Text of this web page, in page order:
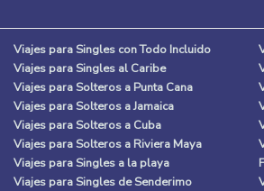
Viajes para Singles con Todo Incluido
Viajes para Singles al Caribe
Viajes para Solteros a Punta Cana
Viajes para Solteros a Jamaica
Viajes para Solteros a Cuba
Viajes para Solteros a Riviera Maya
Viajes para Singles a la playa
Viajes para Singles de Senderimo